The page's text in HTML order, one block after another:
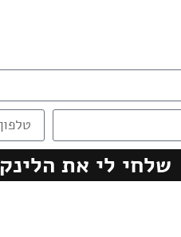
שלחי לי את